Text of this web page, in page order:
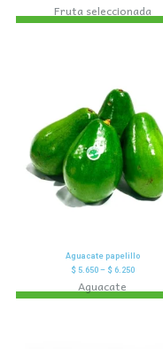
Fruta seleccionada
Aguacate papelillo
$5.650– $6.250
Aguacate